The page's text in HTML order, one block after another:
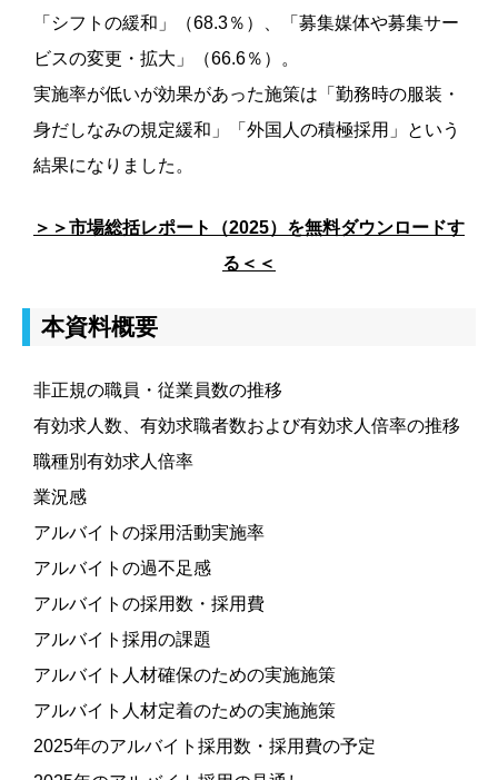
「シフトの緩和」（68.3％）、「募集媒体や募集サー
ビスの変更・拡大」（66.6％）。
実施率が低いが効果があった施策は「勤務時の服装・
身だしなみの規定緩和」「外国人の積極採用」という
結果になりました。
＞＞市場総括レポート（2025）を無料ダウンロードす
る＜＜
本資料概要
非正規の職員・従業員数の推移
有効求人数、有効求職者数および有効求人倍率の推移
職種別有効求人倍率
業況感
アルバイトの採用活動実施率
アルバイトの過不足感
アルバイトの採用数・採用費
アルバイト採用の課題
アルバイト人材確保のための実施施策
アルバイト人材定着のための実施施策
2025年のアルバイト採用数・採用費の予定